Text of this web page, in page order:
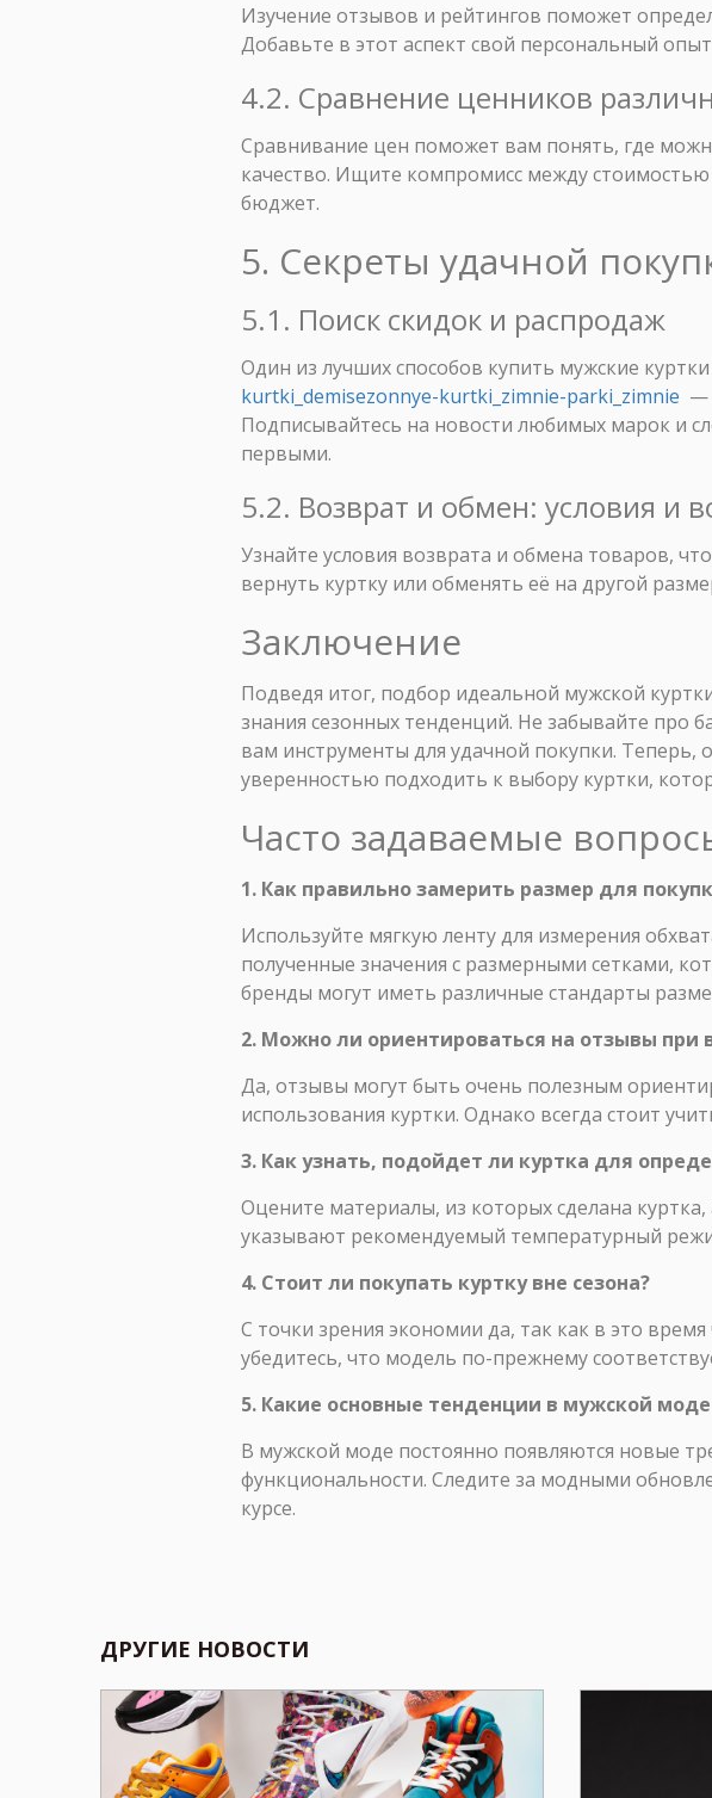
Изучение отзывов и рейтингов поможет
Добавьте в этот аспект свой персональный
4.2. Сравнение ценников
Сравнивание цен поможет вам понять, где
качество. Ищите компромисс между
бюджет.
5. Секреты удачной
5.1. Поиск скидок и распродаж
Один из лучших способов купить мужские
kurtki_demisezonnye-kurtki_zimnie-parki_zimnie —
Подписывайтесь на новости любимых марок и
первыми.
5.2. Возврат и обмен: условия и
Узнайте условия возврата и обмена товаров,
вернуть куртку или обменять её на другой
Заключение
Подведя итог, подбор идеальной мужской
знания сезонных тенденций. Не забывайте про
вам инструменты для удачной покупки.
уверенностью подходить к выбору куртки,
Часто задаваемые
1. Как правильно замерить размер для
Используйте мягкую ленту для измерения
полученные значения с размерными сетками,
бренды могут иметь различные стандарты
2. Можно ли ориентироваться на отзывы при
Да, отзывы могут быть очень полезным
использования куртки. Однако всегда стоит
3. Как узнать, подойдет ли куртка для
Оцените материалы, из которых сделана
указывают рекомендуемый температурный
4. Стоит ли покупать куртку вне сезона?
С точки зрения экономии да, так как в это
убедитесь, что модель по-прежнему
5. Какие основные тенденции в мужской
В мужской моде постоянно появляются новые
функциональности. Следите за модными
курсе.
ДРУГИЕ НОВОСТИ